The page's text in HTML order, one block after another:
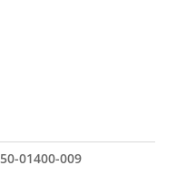
01400-009